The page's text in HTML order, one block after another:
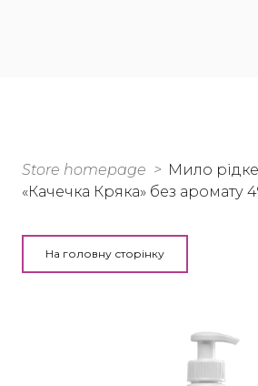
Store homepage
Мило
«Качечка Кряка» без аромату
На головну сторінку